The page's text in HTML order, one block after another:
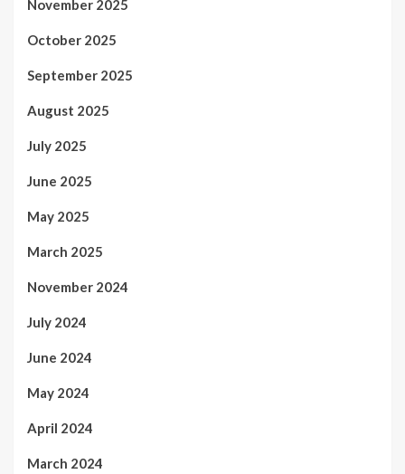
November 2025
October 2025
September 2025
August 2025
July 2025
June 2025
May 2025
March 2025
November 2024
July 2024
June 2024
May 2024
April 2024
March 2024